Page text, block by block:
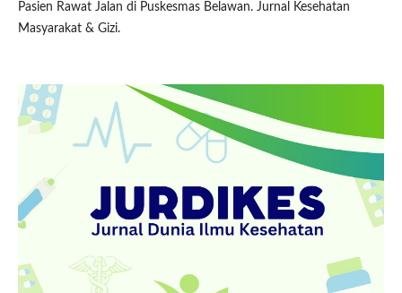
Pasien Rawat Jalan di Puskesmas Belawan. Jurnal Kesehatan
Masyarakat & Gizi.